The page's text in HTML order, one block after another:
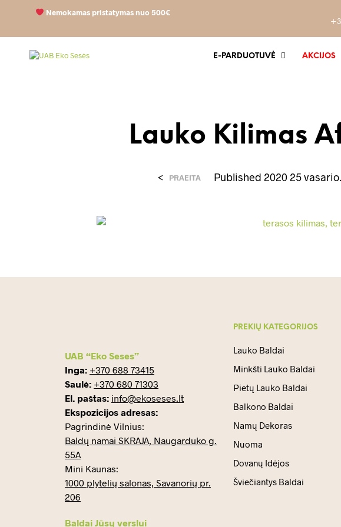
Nemokamas pristatymas nuo 500€
E-PARDUOTUVĖ AKCIJOS
Lauko Kilimas
Published 2020 25 vasario
< PRAEITA
UAB “Eko Seses”
Inga: +370 688 73415
Saulė: +370 680 71303
El. paštas: info@ekoseses.lt
Ekspozicijos adresas:
Pagrindinė Vilnius:
Baldų namai SKRAJA, Naugarduko g.
55A
Mini Kaunas:
1000 plytelių salonas, Savanorių pr.
206
Baldai Jūsų verslui
PREKIŲ KATEGORIJOS
Lauko Baldai
Minkšti Lauko Baldai
Pietų Lauko Baldai
Balkono Baldai
Namų Dekoras
Nuoma
Dovanų Idėjos
Šviečiantys Baldai